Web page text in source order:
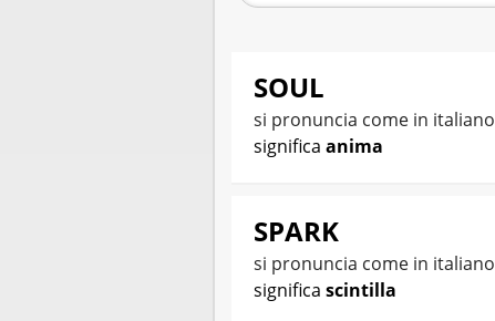
SOUL
si pronuncia come in italiano
significa anima
SPARK
si pronuncia come in italiano
significa scintilla